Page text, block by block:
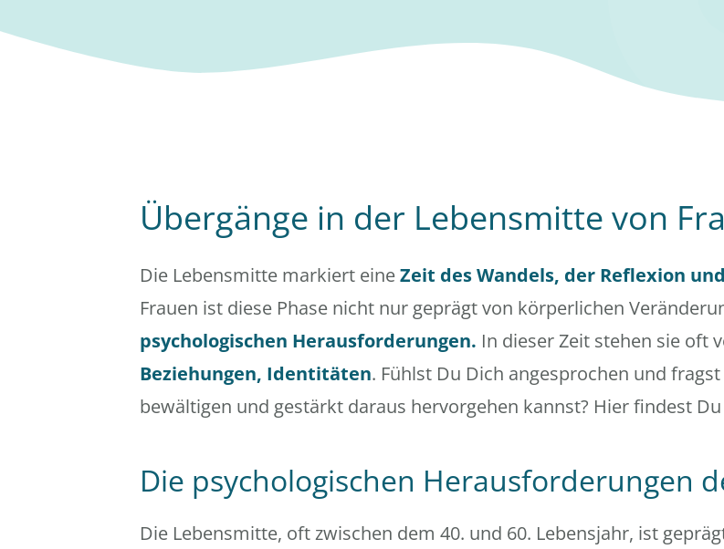
Übergänge in der Lebensmitte von
Die Lebensmitte markiert eineZeit des Wandels, der Reflexion
Frauen ist diese Phase nicht nur geprägt von körperlichen
psychologischen Herausforderungen. In dieser Zeit stehen sie oft
Beziehungen, Identitäten. Fühlst Du Dich angesprochen und
bewältigen und gestärkt daraus hervorgehen kannst? Hier findest
Die psychologischen Herausforderungen
Die Lebensmitte, oft zwischen dem 40. und 60. Lebensjahr, ist